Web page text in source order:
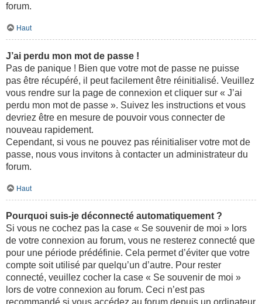
forum.
Haut
J’ai perdu mon mot de passe !
Pas de panique ! Bien que votre mot de passe ne puisse
pas être récupéré, il peut facilement être réinitialisé. Veuillez
vous rendre sur la page de connexion et cliquer sur « J’ai
perdu mon mot de passe ». Suivez les instructions et vous
devriez être en mesure de pouvoir vous connecter de
nouveau rapidement.
Cependant, si vous ne pouvez pas réinitialiser votre mot de
passe, nous vous invitons à contacter un administrateur du
forum.
Haut
Pourquoi suis-je déconnecté automatiquement ?
Si vous ne cochez pas la case « Se souvenir de moi » lors
de votre connexion au forum, vous ne resterez connecté que
pour une période prédéfinie. Cela permet d’éviter que votre
compte soit utilisé par quelqu’un d’autre. Pour rester
connecté, veuillez cocher la case « Se souvenir de moi »
lors de votre connexion au forum. Ceci n’est pas